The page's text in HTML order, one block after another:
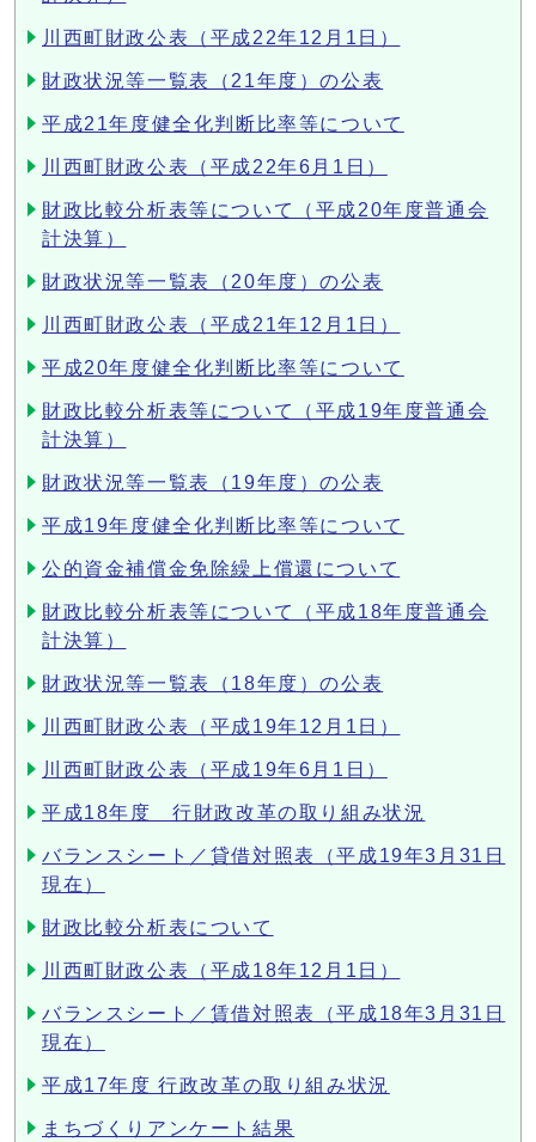
川西町財政公表（平成22年12月1日）
財政状況等一覧表（21年度）の公表
平成21年度健全化判断比率等について
川西町財政公表（平成22年6月1日）
財政比較分析表等について（平成20年度普通会
計決算）
財政状況等一覧表（20年度）の公表
川西町財政公表（平成21年12月1日）
平成20年度健全化判断比率等について
財政比較分析表等について（平成19年度普通会
計決算）
財政状況等一覧表（19年度）の公表
平成19年度健全化判断比率等について
公的資金補償金免除繰上償還について
財政比較分析表等について（平成18年度普通会
計決算）
財政状況等一覧表（18年度）の公表
川西町財政公表（平成19年12月1日）
川西町財政公表（平成19年6月1日）
平成18年度 行財政改革の取り組み状況
バランスシート／貸借対照表（平成19年3月31日
現在）
財政比較分析表について
川西町財政公表（平成18年12月1日）
バランスシート／賃借対照表（平成18年3月31日
現在）
平成17年度 行政改革の取り組み状況
まちづくりアンケート結果